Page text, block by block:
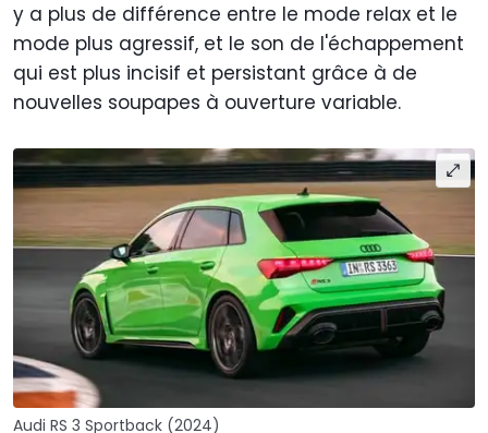
y a plus de différence entre le mode relax et le
mode plus agressif, et le son de l'échappement
qui est plus incisif et persistant grâce à de
nouvelles soupapes à ouverture variable.
Audi RS 3 Sportback (2024)